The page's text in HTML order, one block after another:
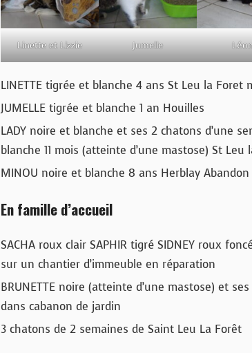
Linette et Lizzie Jumelle
LINETTE tigrée et blanche 4 ans St Leu la Foret
JUMELLE tigrée et blanche 1 an Houilles
LADY noire et blanche et ses 2 chatons d’une
blanche 11 mois (atteinte d’une mastose) St Leu
MINOU noire et blanche 8 ans Herblay
En famille d’accueil
SACHA roux clair SAPHIR tigré SIDNEY roux
sur un chantier d’immeuble en réparation
BRUNETTE noire (atteinte d’une mastose) et
dans cabanon de jardin
3 chatons de 2 semaines de Saint Leu La Forêt